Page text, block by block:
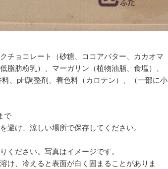
チョコレート（砂糖、ココアバター、カカオマ
脂肪粉乳）、マーガリン（植物油脂、食塩）、
、pH調整剤、着色料（カロテン）、（一部に小
で
避け、涼しい場所で保存してください。
ださい。写真はイメージです。
け、冷えると表面が白く固まることがありま